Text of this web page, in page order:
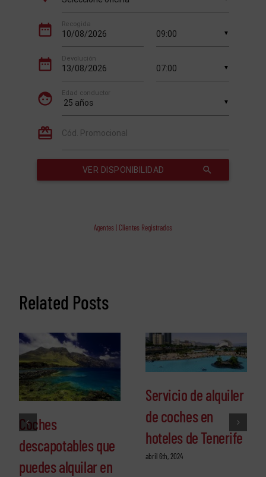
Agentes | Clientes Registrados
Related Posts
Coches
descapotables que
puedes alquilar en
Servicio de alquiler
de coches en
hoteles de Tenerife
abril 6th, 2024